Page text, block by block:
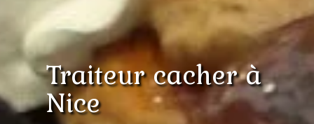
Traiteur cacher à
Nice